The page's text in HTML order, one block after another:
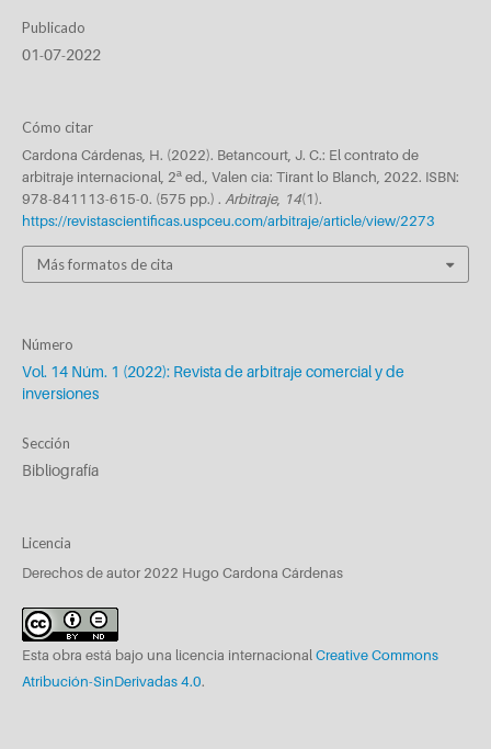
Publicado
01-07-2022
Número
Vol. 14 Núm. 1 (2022): Revista de arbitraje comercial y de
inversiones
Sección
Bibliografía
Licencia
Derechos de autor 2022 Hugo Cardona Cárdenas
Esta obra está bajo una licencia internacionalCreative Commons
Atribución-SinDerivadas 4.0.
Cómo citar
Cardona Cárdenas, H. (2022). Betancourt, J. C.: El contrato de
arbitraje internacional, 2ª ed., Valen cia: Tirant lo Blanch, 2022. ISBN:
978-841113-615-0. (575 pp.) . Arbitraje, 14(1).
https://revistascientificas.uspceu.com/arbitraje/article/view/2273
Más formatos de cita